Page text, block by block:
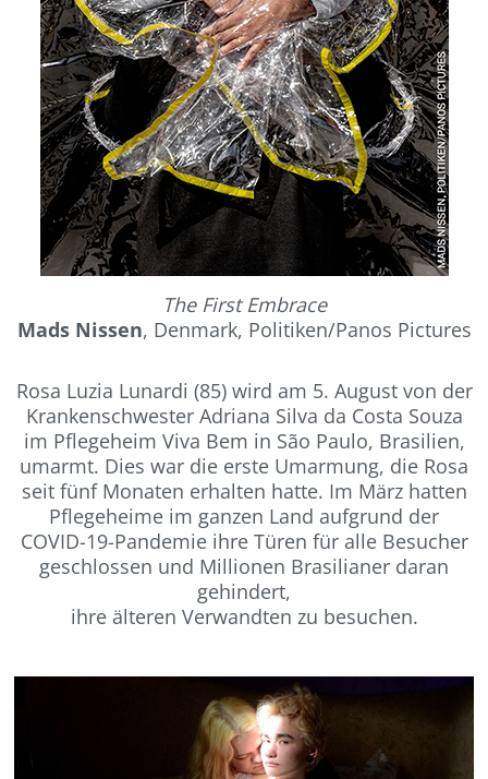
The First Embrace
Mads Nissen, Denmark, Politiken/Panos Pictures
Rosa Luzia Lunardi (85) wird am 5. August von der
Krankenschwester Adriana Silva da Costa Souza
im Pflegeheim Viva Bem in São Paulo, Brasilien,
umarmt. Dies war die erste Umarmung, die Rosa
seit fünf Monaten erhalten hatte. Im März hatten
Pflegeheime im ganzen Land aufgrund der
COVID-19-Pandemie ihre Türen für alle Besucher
geschlossen und Millionen Brasilianer daran
gehindert,
ihre älteren Verwandten zu besuchen.